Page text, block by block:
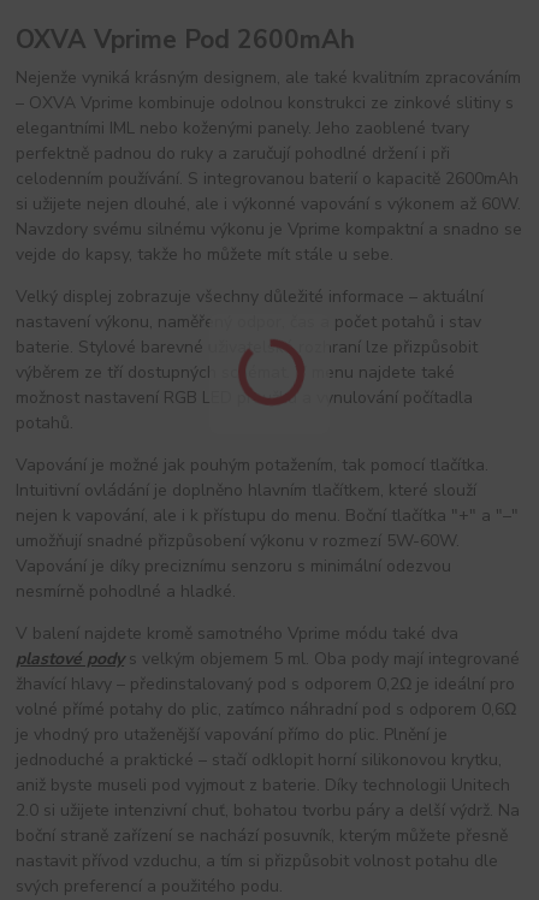
OXVA Vprime Pod 2600mAh
Nejenže vyniká krásným designem, ale také kvalitním zpracováním
– OXVA Vprime kombinuje odolnou konstrukci ze zinkové slitiny s
elegantními IML nebo koženými panely. Jeho zaoblené tvary
perfektně padnou do ruky a zaručují pohodlné držení i při
celodenním používání. S integrovanou baterií o kapacitě 2600mAh
si užijete nejen dlouhé, ale i výkonné vapování s výkonem až 60W.
Navzdory svému silnému výkonu je Vprime kompaktní a snadno se
vejde do kapsy, takže ho můžete mít stále u sebe.
Velký displej zobrazuje všechny důležité informace – aktuální
nastavení výkonu, naměřený odpor, čas a počet potahů i stav
baterie. Stylové barevné uživatelské rozhraní lze přizpůsobit
výběrem ze tří dostupných schémat. V menu najdete také
možnost nastavení RGB LED proužku a vynulování počítadla
potahů.
Vapování je možné jak pouhým potažením, tak pomocí tlačítka.
Intuitivní ovládání je doplněno hlavním tlačítkem, které slouží
nejen k vapování, ale i k přístupu do menu. Boční tlačítka "+" a "–"
umožňují snadné přizpůsobení výkonu v rozmezí 5W-60W.
Vapování je díky preciznímu senzoru s minimální odezvou
nesmírně pohodlné a hladké.
plastové pody s velkým objemem 5 ml. Oba pody mají integrované
žhavící hlavy – předinstalovaný pod s odporem 0,2Ω je ideální pro
volné přímé potahy do plic, zatímco náhradní pod s odporem 0,6Ω
je vhodný pro utaženější vapování přímo do plic. Plnění je
jednoduché a praktické – stačí odklopit horní silikonovou krytku,
aniž byste museli pod vyjmout z baterie. Díky technologii Unitech
2.0 si užijete intenzivní chuť, bohatou tvorbu páry a delší výdrž. Na
boční straně zařízení se nachází posuvník, kterým můžete přesně
nastavit přívod vzduchu, a tím si přizpůsobit volnost potahu dle
svých preferencí a použitého podu.